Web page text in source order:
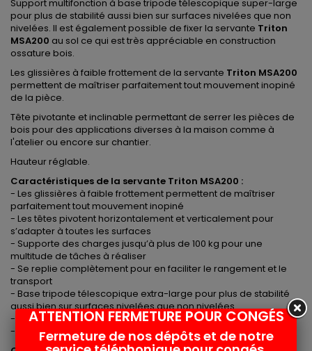
Support multifonction à base tripode télescopique super-large
pour plus de stabilité aussi bien sur surfaces nivelées que non
nivelées. Il est également possible de fixer la servante Triton
MSA200 au sol ce qui est très appréciable en construction
ossature bois.
Les glissières à faible frottement de la servante Triton MSA200
permettent de maîtriser parfaitement tout mouvement inopiné
de la pièce.
Tête pivotante et inclinable permettant de serrer les pièces de
bois pour des applications diverses à la maison comme à
l'atelier ou encore sur chantier.
Hauteur réglable.
Caractéristiques de la servante Triton MSA200 :
- Les glissières à faible frottement permettent de maîtriser
parfaitement tout mouvement inopiné
- Les têtes pivotent horizontalement et verticalement pour
s’adapter à toutes les surfaces
- Supporte des charges jusqu’à plus de 100 kg pour une
multitude de tâches à réaliser
- Se replie complètement pour en faciliter le rangement et le
transport
- Base tripode télescopique extra-large pour plus de stabilité
aussi bien sur surfaces nivelées que non nivelées
- Tête réglable avec système de serrage intégré
- Hauteur réglable de 635 à 940 mm
ATTENTION FERMETURE POUR CONGÉS
Fermeture de nos dépôts et de notre